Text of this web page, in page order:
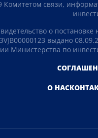
Комитетом связи,
о постановке
выдано
Министерства по
О НАС